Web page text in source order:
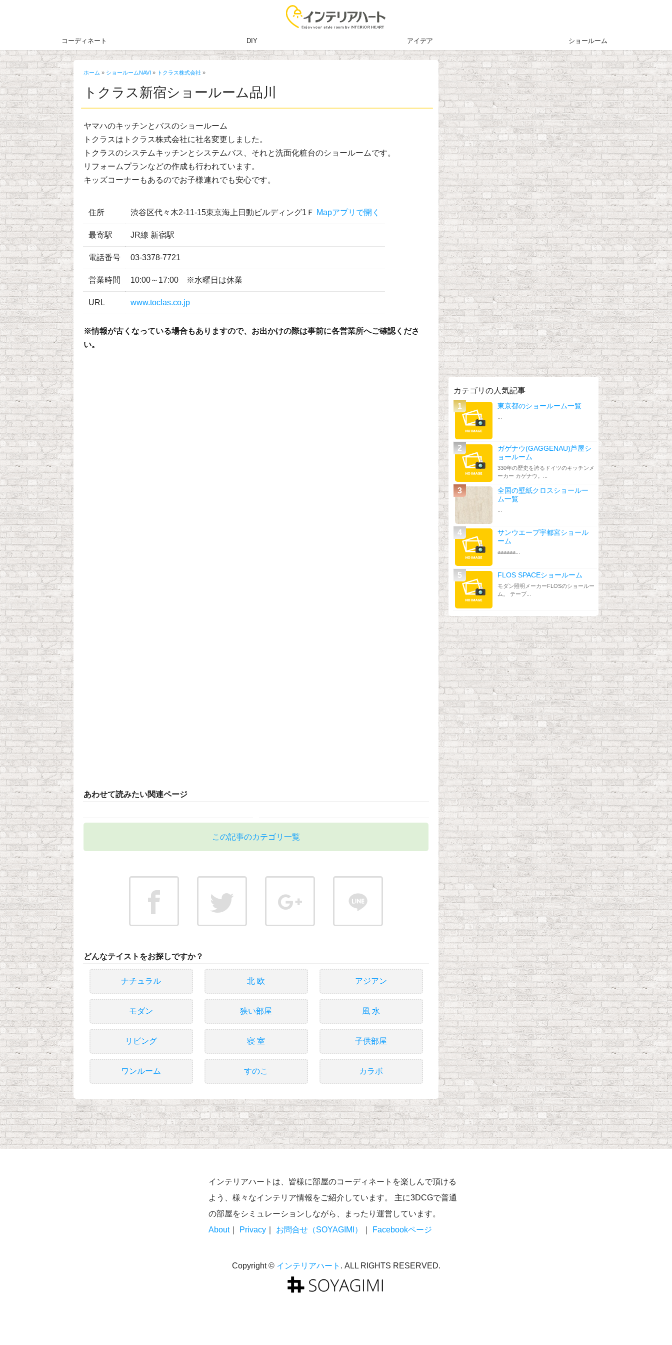
コーディネート DIY アイデア ショールーム
ホーム » ショールームNAVI » トクラス株式会社 »
トクラス新宿ショールーム品川
ヤマハのキッチンとバスのショールーム
トクラスはトクラス株式会社に社名変更しました。
トクラスのシステムキッチンとシステムバス、それと洗面化粧台のショールームです。
リフォームプランなどの作成も行われています。
キッズコーナーもあるのでお子様連れでも安心です。
住所 渋谷区代々木2-11-15東京海上日動ビルディング1Ｆ Mapアプリで開く
最寄駅 JR線 新宿駅
電話番号 03-3378-7721
営業時間 10:00～17:00 ※水曜日は休業
URL www.toclas.co.jp
※情報が古くなっている場合もありますので、お出かけの際は事前に各営業所へご確認くださ
い。
あわせて読みたい関連ページ
この記事のカテゴリ一覧
どんなテイストをお探しですか？
ナチュラル 北 欧 アジアン
モダン 狭い部屋 風 水
リビング 寝 室 子供部屋
ワンルーム すのこ カラボ
カテゴリの人気記事
東京都のショールーム一覧
ガゲナウ(GAGGENAU)芦屋シ
ョールーム
330年の歴史を誇るドイツのキッチンメ
ーカー カゲナウ。...
全国の壁紙クロスショールー
ム一覧
サンウエーブ宇都宮ショール
ーム
aaaaaa...
FLOS SPACEショールーム
モダン照明メーカーFLOSのショールー
ム。 テーブ...
インテリアハートは、皆様に部屋のコーディネートを楽しんで頂ける
よう、様々なインテリア情報をご紹介しています。 主に3DCGで普通
の部屋をシミュレーションしながら、まったり運営しています。
About｜ Privacy お問合せ（SOYAGIMI） Facebookページ
Copyright © インテリアハート . ALL RIGHTS RESERVED.